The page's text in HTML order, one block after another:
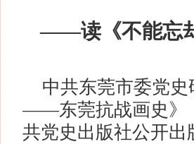
——读《不能忘
中共东莞市委党史
——东莞抗战画史》
共党史出版社公开出